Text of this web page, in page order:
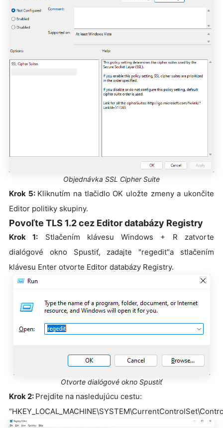
Objednávka SSL Cipher Suite
Krok 5: Kliknutím na tlačidlo OK uložte zmeny a ukončite
Editor politiky skupiny.
Povoľte TLS 1.2 cez Editor databázy Registry
Krok 1: Stlačením klávesu Windows + R zatvorte
dialógové okno Spustiť, zadajte "regedit"a stlačením
klávesu Enter otvorte Editor databázy Registry.
Otvorte dialógové okno Spustiť
Krok 2: Prejdite na nasledujúcu cestu: